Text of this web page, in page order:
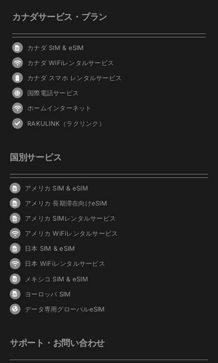
カナダサービス・プラン
カナダ SIM & eSIM
カナダ WiFiレンタルサービス
カナダ スマホ レンタルサービス
国際電話サービス
ホームインターネット
RAKULINK（ラクリンク）
国別サービス
アメリカ SIM & eSIM
アメリカ 長期滞在向けeSIM
アメリカ SIMレンタルサービス
アメリカ WiFiレンタルサービス
日本 SIM & eSIM
日本 WiFiレンタルサービス
メキシコ SIM & eSIM
ヨーロッパ SIM
データ専用グローバルeSIM
サポート・お問い合わせ